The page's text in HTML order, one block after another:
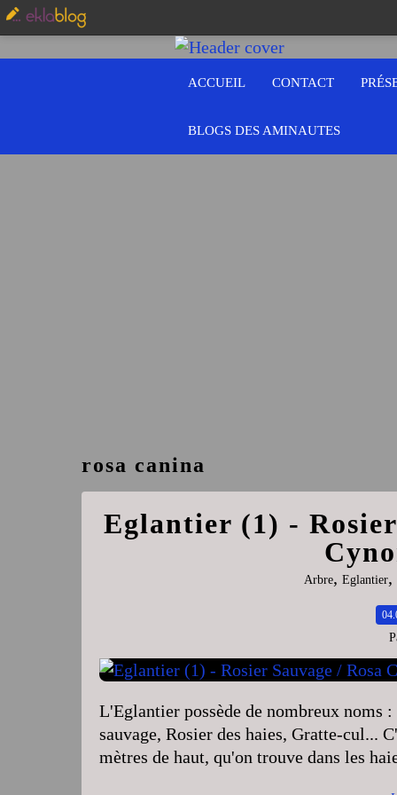
ACCUEIL CONTACT
BLOGS DES AMINAUTES
rosa canina
Eglantier (1) -
Arbre, Eglantier,
L'Eglantier possède de nombreux noms
sauvage, Rosier des haies, Gratte-cul...
mètres de haut, qu'on trouve dans les